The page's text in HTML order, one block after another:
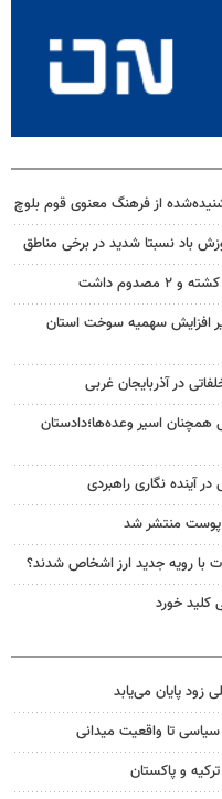
از فرهنگ معنوی قوم بلوچ
باد نسبتا شدید در برخی مناطق
افزایش سهمیه سوخت استان
بویراحمد پس از ۶ سال همچنان اسیر وعده‌ها؛دادستان
آینده نگاری راهبردی
منتشر شد
با رویه جدید ارز اشخاص شدند؟
کلید خورد
زود پایان می‌یابد
تا واقعیت میدانی
و پاکستان